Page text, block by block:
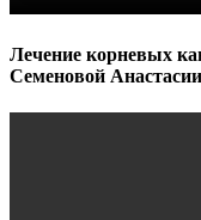
Лечение корневых
Семеновой